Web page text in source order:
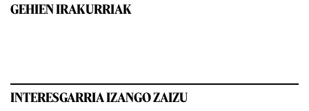
GEHIEN IRAKURRIAK
INTERESGARRIA IZANGO ZAIZU